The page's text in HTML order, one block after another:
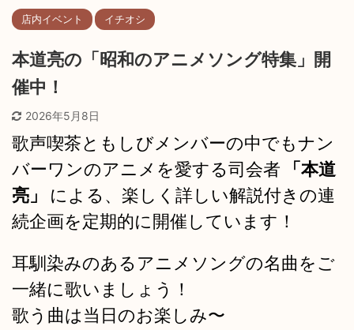
店内イベント イチオシ
本道亮の「昭和のアニメソング特集」開
催中！
2026年5月8日
歌声喫茶ともしびメンバーの中でもナン
バーワンのアニメを愛する司会者
「本道
亮」
による、楽しく詳しい解説付きの連
続企画を定期的に開催しています！
耳馴染みのあるアニメソングの名曲をご
一緒に歌いましょう！
歌う曲は当日のお楽しみ〜